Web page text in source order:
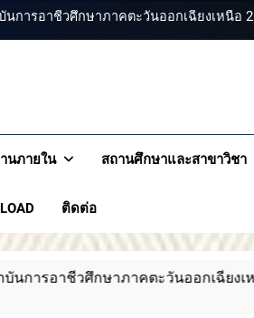
ารอาชีวศึกษาภาคตะวันออกเฉียงเหนือ 2
นการอาชีวศึกษาภาคตะวันออกเฉียงเหนือ
บันการอาชีวศึกษาภาคตะวันออกเฉียงเหนือ
เหนือ 2
นภายใน สถานศึกษาและสาขาวิชา
ติดต่อ
ตะวันออกเฉียงเหนือ 2